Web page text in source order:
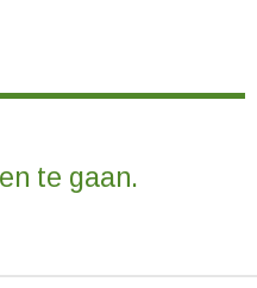
te gaan.